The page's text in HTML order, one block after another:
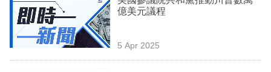
億美元議程
5 Apr 2025